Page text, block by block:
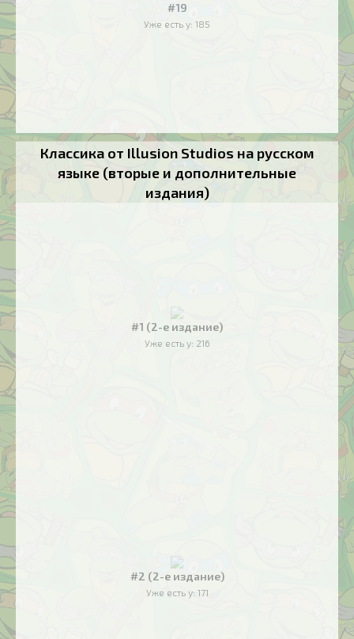
#19
Уже есть у: 185
Классика от Illusion Studios на русском
языке (вторые и дополнительные
издания)
#1 (2-е издание)
Уже есть у: 216
#2 (2-е издание)
Уже есть у: 171